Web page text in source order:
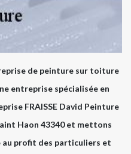
de peinture sur toiture
entreprise spécialisée en
FRAISSE David Peinture
Haon 43340 et mettons
profit des particuliers et